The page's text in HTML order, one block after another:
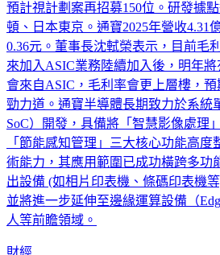
研發技術人員佔比達70%，目前公司
預計視計劃案再招募150位。研發據
頓、日本東京。通寶2025年營收4.31
0.36元。董事長沈軾榮表示，目前毛
來加入ASIC業務陸續加入後，明年
會來自ASIC，毛利率會更上層樓，
勁力道。通寶半導體長期致力於系統
SoC）開發，具備將「智慧影像處理
「節能感知管理」三大核心功能高度
術能力，其應用範圍已成功橫跨多功
出設備 (如相片印表機、條碼印表機
並將進一步延伸至邊緣運算設備（